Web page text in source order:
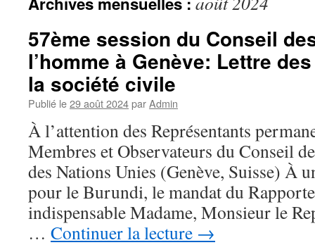
57ème session du Conseil
l’homme à Genève: Lettre
la société civile
Publié le29 août 2024parAdmin
À l’attention des Représentants
Membres et Observateurs du Conseil
des Nations Unies (Genève, Suisse) À
pour le Burundi, le mandat du
indispensable Madame, Monsieur le
… Continuer la lecture →